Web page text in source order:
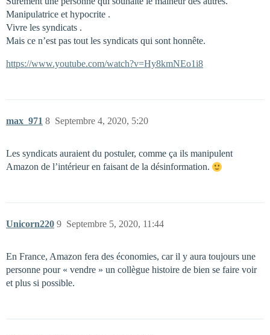
Manipulatrice et hypocrite .
Vivre les syndicats .
Mais ce n’est pas tout les syndicats qui sont honnête.
https://www.youtube.com/watch?v=Hy8kmNEo1i8
max_971 Septembre 4, 2020, 5:20
8
Les syndicats auraient du postuler, comme ça ils manipulent
Amazon de l’intérieur en faisant de la désinformation.
Unicorn220 Septembre 5, 2020, 11:44
9
En France, Amazon fera des économies, car il y aura toujours une
personne pour « vendre » un collègue histoire de bien se faire voir
et plus si possible.